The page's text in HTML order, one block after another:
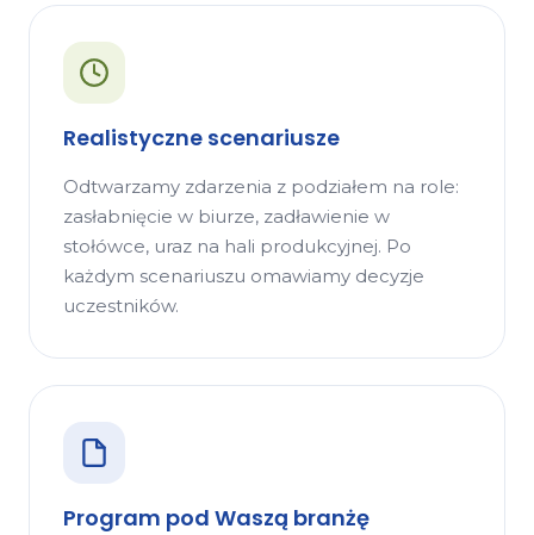
Realistyczne scenariusze
Odtwarzamy zdarzenia z podziałem na role:
zasłabnięcie w biurze, zadławienie w
stołówce, uraz na hali produkcyjnej. Po
każdym scenariuszu omawiamy decyzje
uczestników.
Program pod Waszą branżę